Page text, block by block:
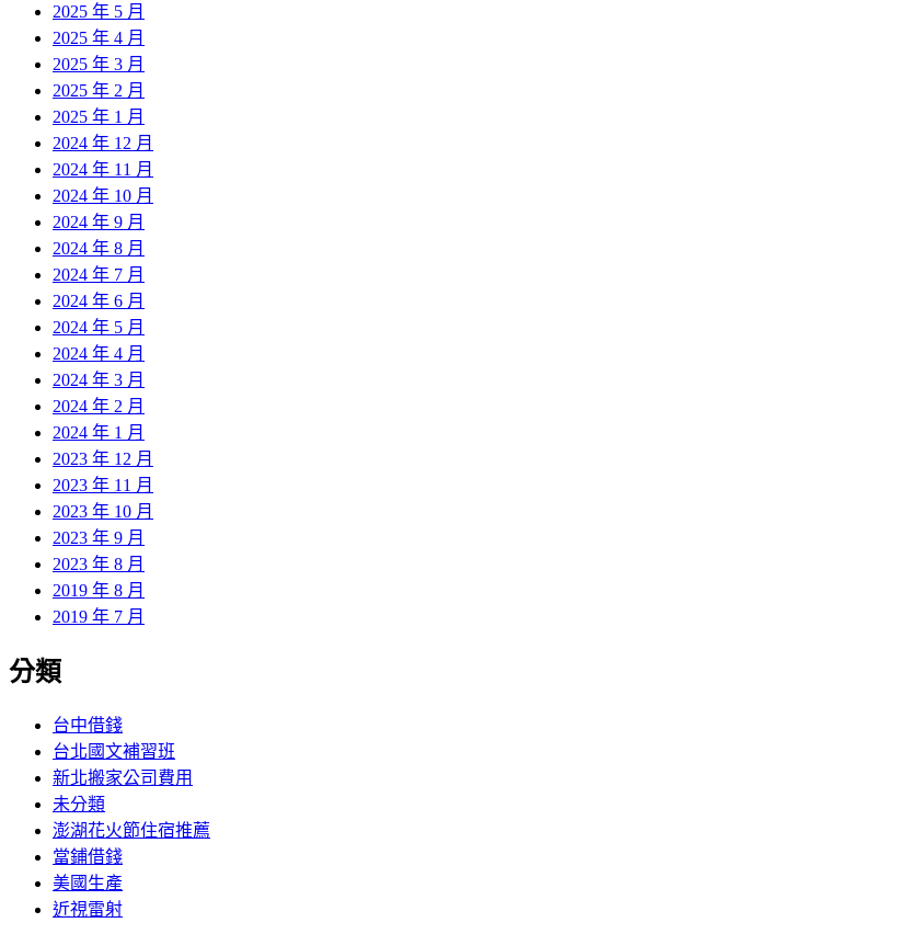
2025 年 5 月
2025 年 4 月
2025 年 3 月
2025 年 2 月
2025 年 1 月
2024 年 12 月
2024 年 11 月
2024 年 10 月
2024 年 9 月
2024 年 8 月
2024 年 7 月
2024 年 6 月
2024 年 5 月
2024 年 4 月
2024 年 3 月
2024 年 2 月
2024 年 1 月
2023 年 12 月
2023 年 11 月
2023 年 10 月
2023 年 9 月
2023 年 8 月
2019 年 8 月
2019 年 7 月
分類
台中借錢
台北國文補習班
新北搬家公司費用
未分類
澎湖花火節住宿推薦
當鋪借錢
美國生產
近視雷射